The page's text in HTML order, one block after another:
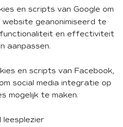
JE AAN
74
en scripts van Google om
website geanonimiseerd te
en effectiviteit
aanpassen.
en scripts van Facebook,
social media integratie op
mogelijk te maken.
leesplezier